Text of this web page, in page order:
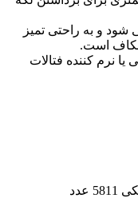
شود و به راحتی تمیز
است.
یا نرم کننده فتالات